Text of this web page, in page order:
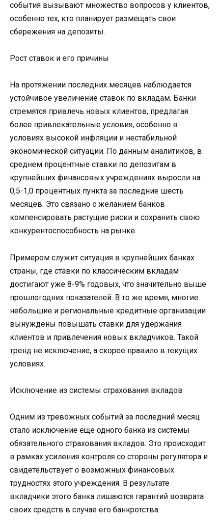
события вызывают множество вопросов у клиентов,
особенно тех, кто планирует размещать свои
сбережения на депозиты.
Рост ставок и его причины
На протяжении последних месяцев наблюдается
устойчивое увеличение ставок по вкладам. Банки
стремятся привлечь новых клиентов, предлагая
более привлекательные условия, особенно в
условиях высокой инфляции и нестабильной
экономической ситуации. По данным аналитиков, в
среднем процентные ставки по депозитам в
крупнейших финансовых учреждениях выросли на
0,5-1,0 процентных пункта за последние шесть
месяцев. Это связано с желанием банков
компенсировать растущие риски и сохранить свою
конкурентоспособность на рынке.
Примером служит ситуация в крупнейших банках
страны, где ставки по классическим вкладам
достигают уже 8-9% годовых, что значительно выше
прошлогодних показателей. В то же время, многие
небольшие и региональные кредитные организации
вынуждены повышать ставки для удержания
клиентов и привлечения новых вкладчиков. Такой
тренд не исключение, а скорее правило в текущих
условиях.
Исключение из системы страхования вкладов
Одним из тревожных событий за последний месяц
стало исключение еще одного банка из системы
обязательного страхования вкладов. Это происходит
в рамках усиления контроля со стороны регулятора и
свидетельствует о возможных финансовых
трудностях этого учреждения. В результате
вкладчики этого банка лишаются гарантий возврата
своих средств в случае его банкротства.